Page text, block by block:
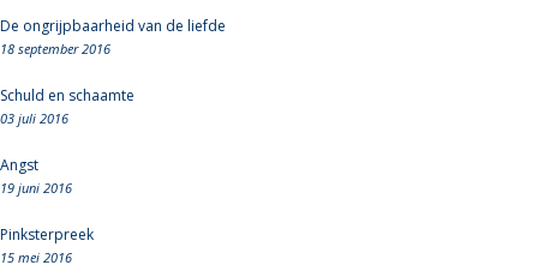
De ongrijpbaarheid van de liefde
18 september 2016
Schuld en schaamte
03 juli 2016
Angst
19 juni 2016
Pinksterpreek
15 mei 2016